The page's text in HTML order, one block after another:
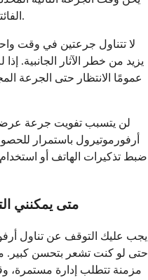
الفائتة واستمر في جدول الجرعات المعتاد.
لا تتناول جرعتين في وقت
يزيد من خطر الآثار الجانبية.
عمومًا الانتظار حتى الجرعة
لن يتسبب تفويت جرعة
أرفورموتيرول باستمرار
ضبط تذكيرات الهاتف أو
متى يمكنني
يجب عليك التوقف عن تناول
حتى لو كنت تشعر بتحسن كبير.
مزمنة تتطلب إدارة مستمرة،